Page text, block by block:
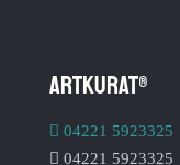
ARTKURAT®
04221 5923325
04221 5923325